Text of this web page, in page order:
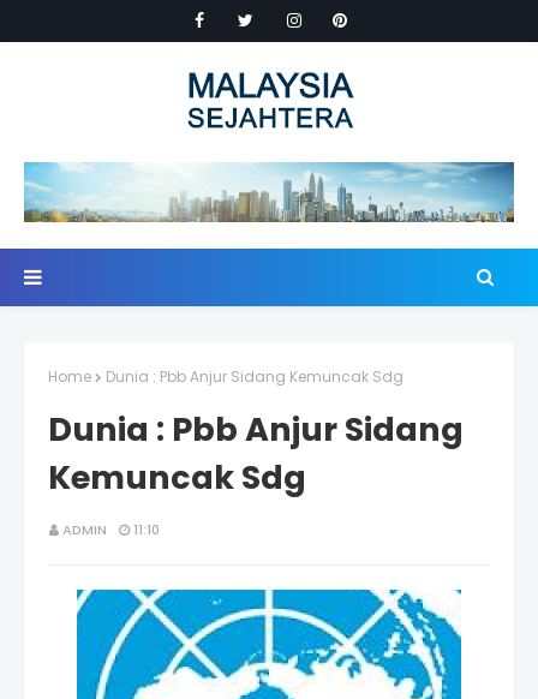
Home Dunia : Pbb Anjur Sidang Kemuncak Sdg
Dunia : Pbb Anjur Sidang
Kemuncak Sdg
ADMIN 11:10